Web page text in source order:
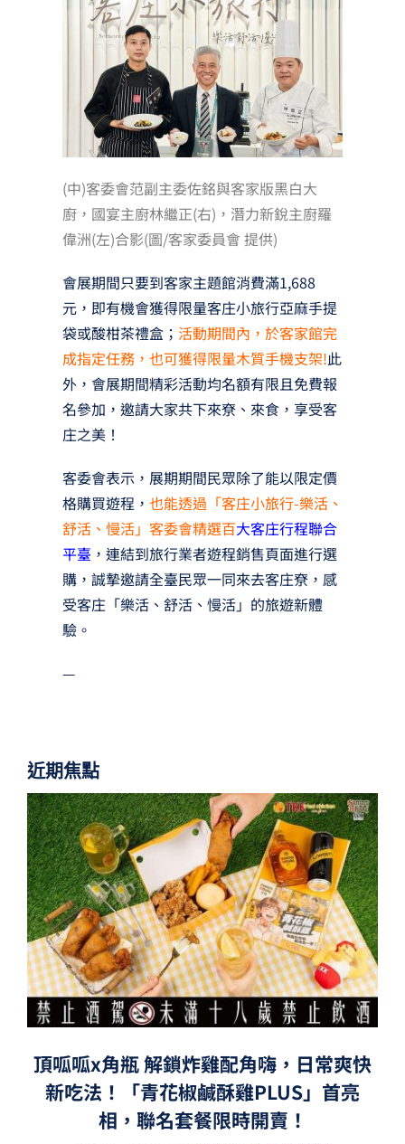
(中)客委會范副主委佐銘與客家版黑白大
廚，國宴主廚林繼正(右)，潛力新銳主廚羅
偉洲(左)合影(圖/客家委員會 提供)
會展期間只要到客家主題館消費滿1,688
元，即有機會獲得限量客庄小旅行亞麻手提
袋或酸柑茶禮盒； 活動期間內，於客家館完
成指定任務，也可獲得限量木質手機支架!此
外，會展期間精彩活動均名額有限且免費報
名參加，邀請大家共下來尞、來食，享受客
庄之美！
客委會表示，展期期間民眾除了能以限定價
格購買遊程， 也能透過「客庄小旅行-樂活、
舒活、慢活」客委會精選百大客庄行程聯合
平臺 ，連結到旅行業者遊程銷售頁面進行選
購，誠摯邀請全臺民眾一同來去客庄尞，感
受客庄「樂活、舒活、慢活」的旅遊新體
驗。
—
近期焦點
頂呱呱x角瓶 解鎖炸雞配角嗨，日常爽快
新吃法！「青花椒鹹酥雞PLUS」首亮
相，聯名套餐限時開賣！